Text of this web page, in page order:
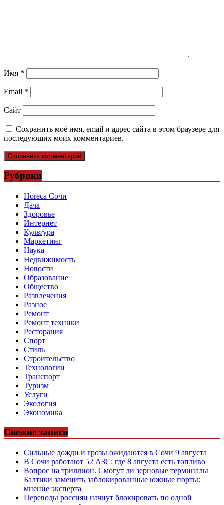
Имя *
Email *
Сайт
Сохранить моё имя, email и адрес сайта в этом браузере для
последующих моих комментариев.
Рубрики
Horeca Сочи
Дача
Здоровье
Интернет
Культура
Маркетинг
Наука
Недвижимость
Новости
Образование
Общество
Развлечения
Разное
Ремонт
Ремонт техники
Ресторация
Спорт
Стиль
Строительство
Технологии
Транспорт
Туризм
Услуги
Экология
Экономика
Свежие записи
Сильные дожди и грозы ожидаются в Сочи 9 августа
В Сочи работают 52 АЗС: где 8 августа есть топливо
Вопрос на триллион. Смогут ли зерновые терминалы
Балтики заменить заблокированные южные порты:
мнение эксперта
Переводы россиян начнут блокировать по одной